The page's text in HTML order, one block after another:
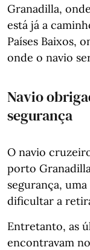
Granadilla,
está já a
Países Baixos,
onde o navio
Navio
segurança
O navio
porto
segurança,
dificultar a
Entretanto, as
encontravam